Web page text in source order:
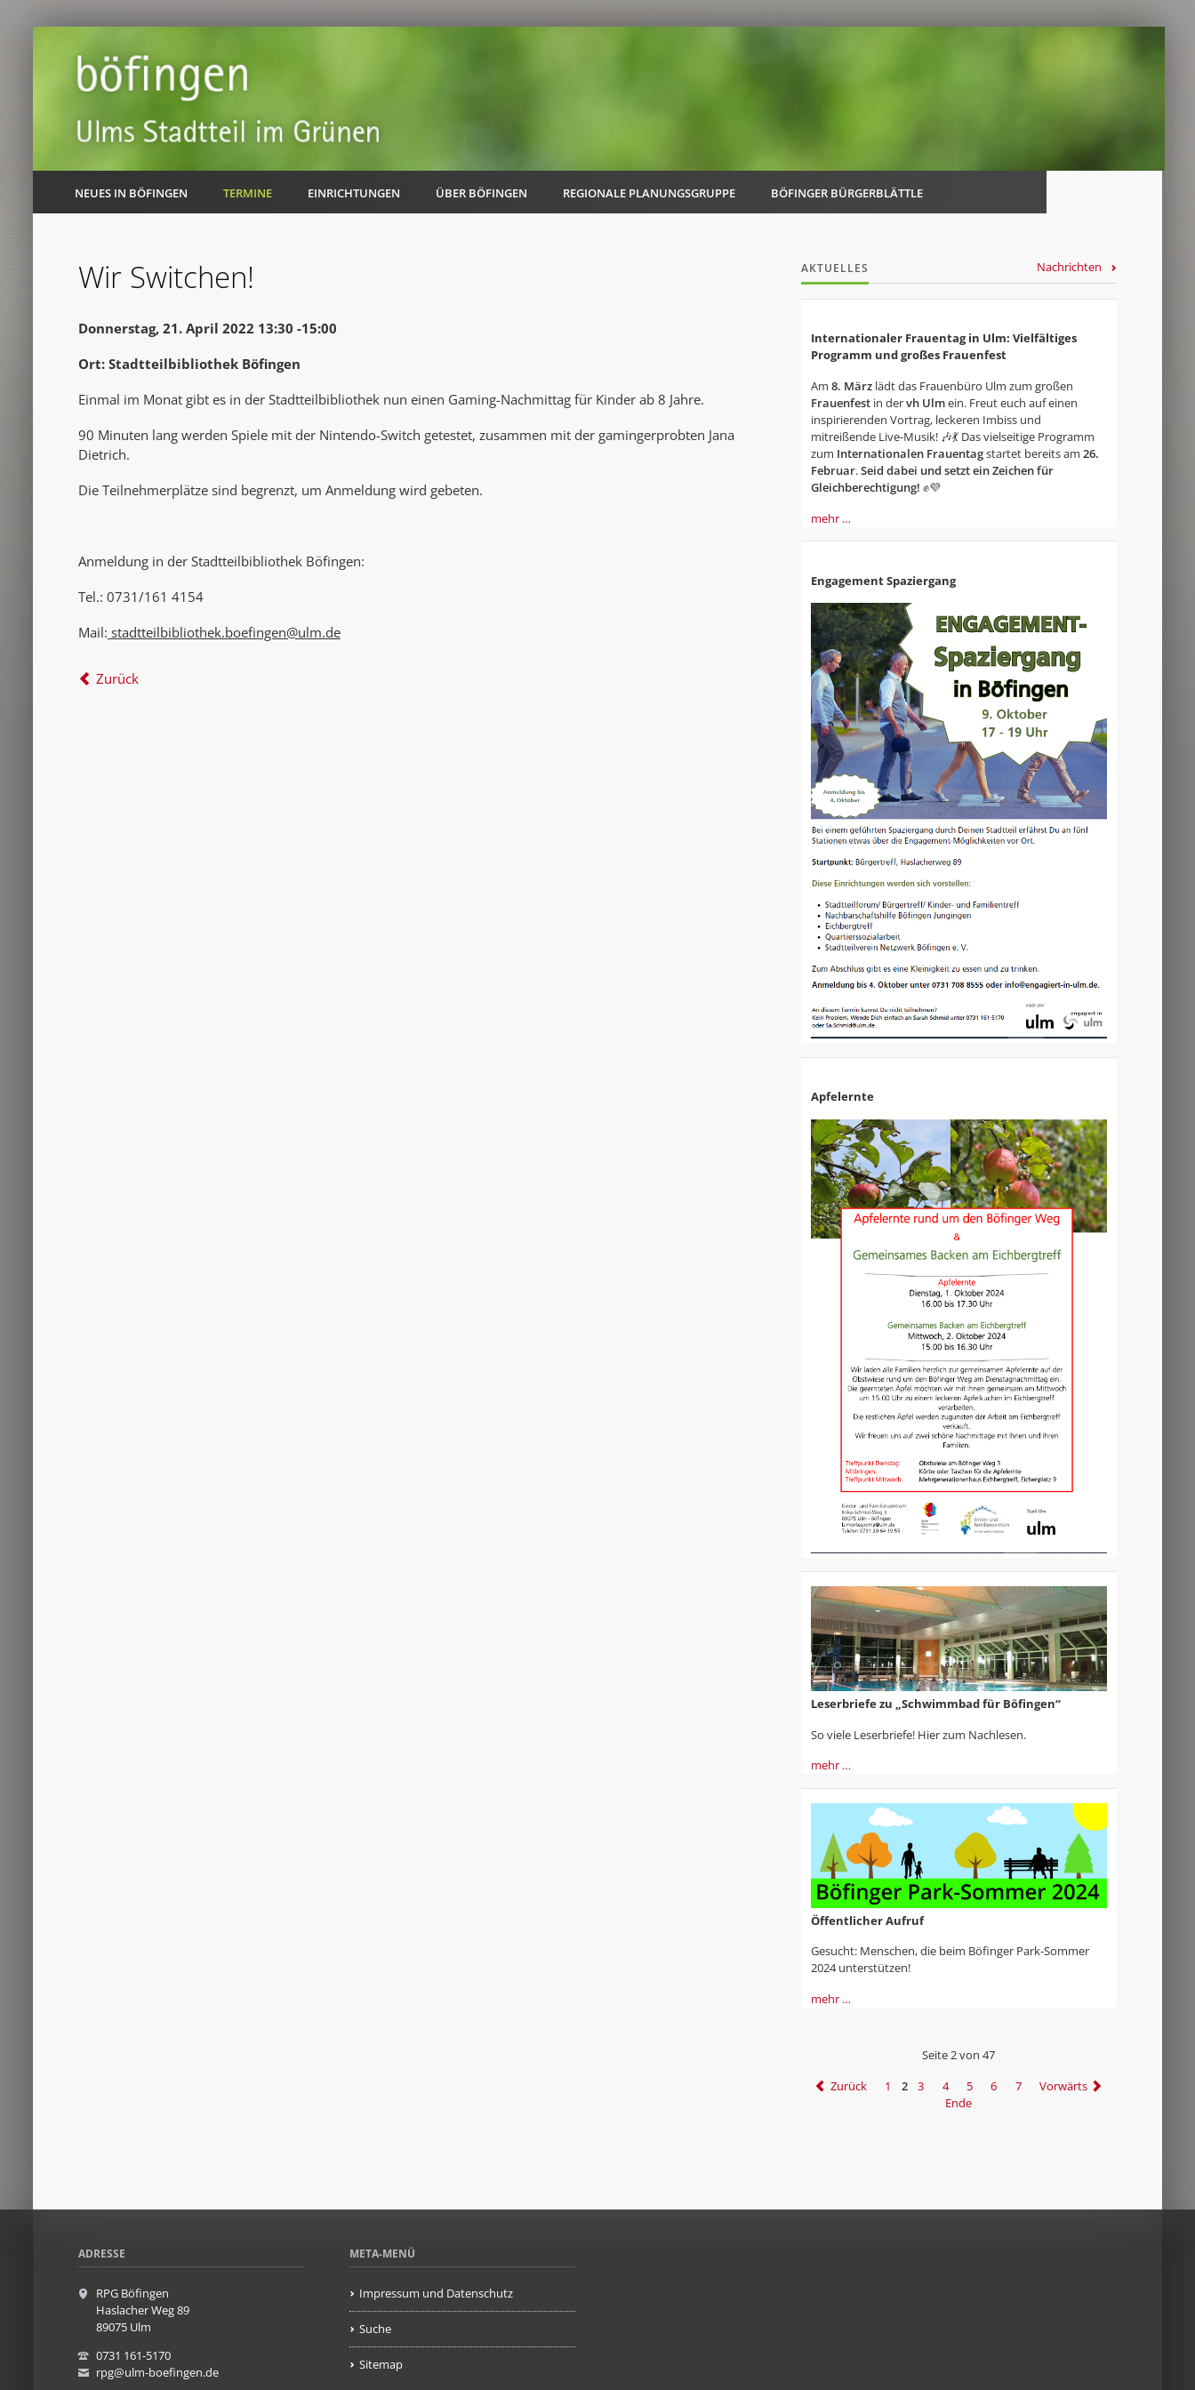
NEUES IN BÖFINGEN TERMINE EINRICHTUNGEN ÜBER BÖFINGEN REGIONALE PLANUNGSGRUPPE
AK Internet
AK Unterwegs in Böfingen
BÖFINGER BÜRGERBLÄTTLE
Wir Switchen!
Donnerstag, 21. April 2022 13:30 -15:00
Ort: Stadtteilbibliothek Böfingen
Einmal im Monat gibt es in der Stadtteilbibliothek nun einen Gaming-Nachmittag für Kinder ab 8 Jahre.
90 Minuten lang werden Spiele mit der Nintendo-Switch getestet, zusammen mit der gamingerprobten Jana
Dietrich.
Die Teilnehmerplätze sind begrenzt, um Anmeldung wird gebeten.
Anmeldung in der Stadtteilbibliothek Böfingen:
Tel.: 0731/161 4154
Mail: stadtteilbibliothek.boefingen@ulm.de
Zurück
AKTUELLES Nachrichten
Internationaler Frauentag in Ulm: Vielfältiges
Programm und großes Frauenfest
Am 8. Märzlädt das Frauenbüro Ulm zum großen
Frauenfestin dervh Ulmein. Freut euch auf einen
inspirierenden Vortrag, leckeren Imbiss und
mitreißende Live-Musik! 🎶💃 Das vielseitige Programm
zum Internationalen Frauentagstartet bereits am 26.
Februar.Seid dabei und setzt ein Zeichen für
Gleichberechtigung! ✊💜
mehr …
Engagement Spaziergang
Apfelernte
Leserbriefe zu „Schwimmbad für Böfingen“
So viele Leserbriefe! Hier zum Nachlesen.
mehr …
Öffentlicher Aufruf
Gesucht: Menschen, die beim Böfinger Park-Sommer
2024 unterstützen!
mehr …
Seite 2 von 47
Zurück
1 2 3 4 5 6 7
Vorwärts
Ende
ADRESSE
RPG Böfingen
Haslacher Weg 89
89075 Ulm
0731 161-5170
rpg@ulm-boefingen.de
META-MENÜ
Impressum und Datenschutz
Suche
Sitemap